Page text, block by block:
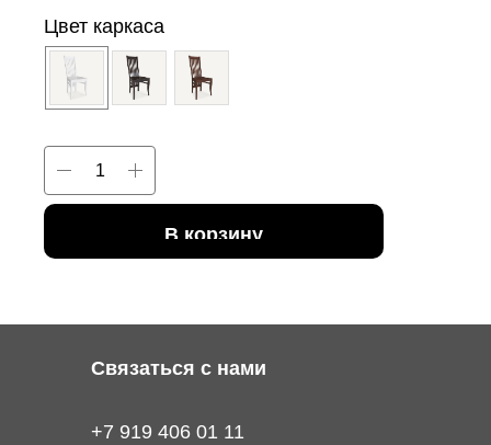
Цвет каркаса
В корзину
Связаться с нами
+7 919 406 01 11